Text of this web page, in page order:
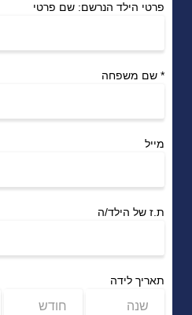
פרטי הילד הנרשם: שם פרטי
* שם משפחה
מייל
ת.ז של הילד/ה
תאריך לידה